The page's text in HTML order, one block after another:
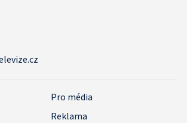
Pro média
Reklama